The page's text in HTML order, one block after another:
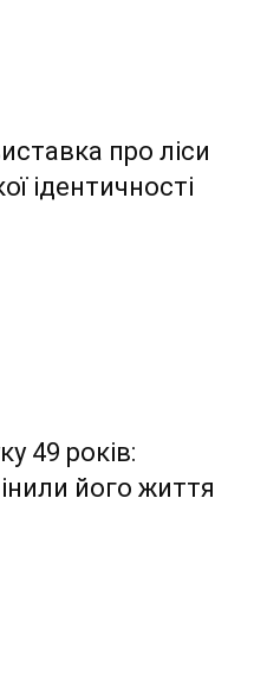
про ліси
ідентичності
49 років:
його життя